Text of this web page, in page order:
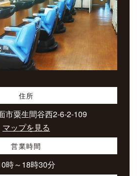
住所
市粟生間谷西2-6-2-109
マップを見る
営業時間
時～18時30分